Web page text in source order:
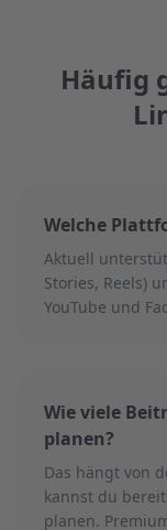
Häufig
Welche
Aktuell
Stories, Reels)
YouTube und
Wie viele
planen?
Das hängt von
kannst du
planen.